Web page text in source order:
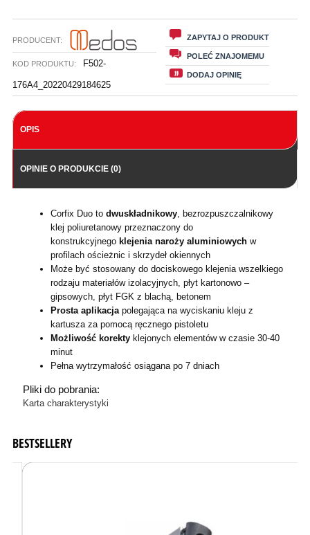
PRODUCENT:
KOD PRODUKTU: F502-
176A4_20220429184625
ZAPYTAJ O PRODUKT
POLEĆ ZNAJOMEMU
DODAJ OPINIĘ
OPIS
OPINIE O PRODUKCIE (0)
Corfix Duo to dwuskładnikowy, bezrozpuszczalnikowy
klej poliuretanowy przeznaczony do
konstrukcyjnego klejenia naroży aluminiowych w
profilach ościeżnic i skrzydeł okiennych
Może być stosowany do dociskowego klejenia wszelkiego
rodzaju materiałów izolacyjnych, płyt kartonowo –
gipsowych, płyt FGK z blachą, betonem
Prosta aplikacjapolegająca na wyciskaniu kleju z
kartusza za pomocą ręcznego pistoletu
Możliwość korekty klejonych elementów w czasie 30-40
minut
Pełna wytrzymałość osiągana po 7 dniach
Pliki do pobrania:
Karta charakterystyki
BESTSELLERY